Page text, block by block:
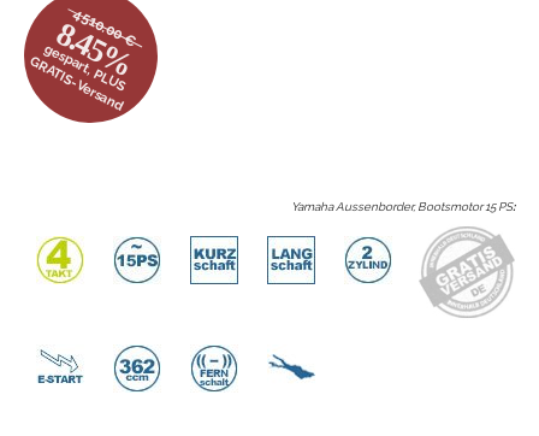
4510.00 €
8.45%
gespart, PLUS
GRATIS-Versand
Yamaha Aussenborder, Bootsmotor 15 PS: